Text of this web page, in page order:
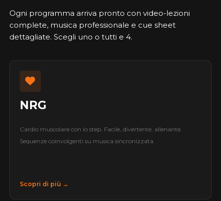
Ogni programma arriva pronto con video-lezioni
complete, musica professionale e cue sheet
dettagliate. Scegli uno o tutti e 4.
NRG
Cardio muscolare con lo step. Facile, divertente, allenante.
Sequenze coinvolgenti su musica sincronizzata.
Scopri di più →